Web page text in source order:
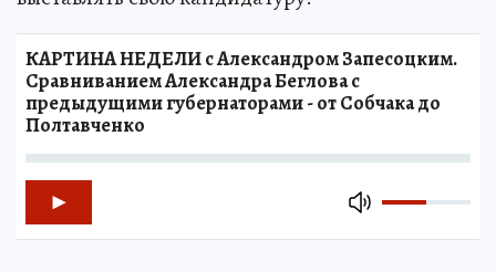
КАРТИНА НЕДЕЛИ с Александром Запесоцким.
Сравниванием Александра Беглова с
предыдущими губернаторами - от Собчака до
Полтавченко